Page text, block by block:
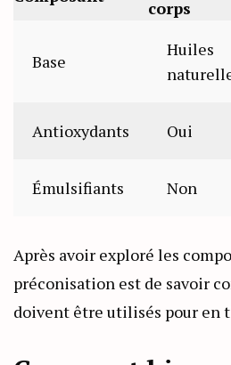
corps
Base
Huiles
Antioxydants Oui
Émulsifiants Non
Après avoir exploré les
préconisation est de savoir
doivent être utilisés pour en